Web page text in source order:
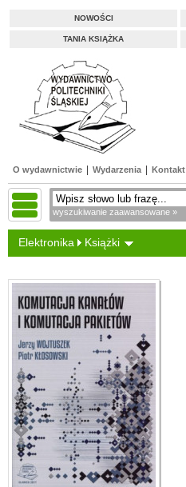
NOWOŚCI
TANIA KSIĄŻKA
O wydawnictwie Wydarzenia Kontakt
wyszukiwanie zaawansowane »
Elektronika Książki